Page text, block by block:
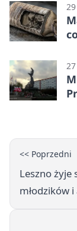
<< Poprzedni
Leszno żyje
młodzików i